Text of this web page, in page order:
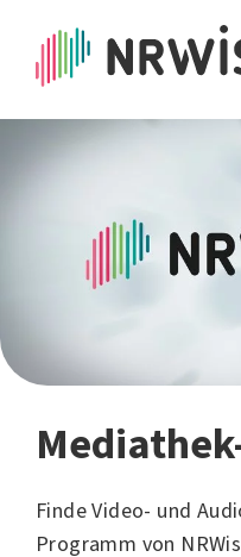
Finde Video- und
Programm von